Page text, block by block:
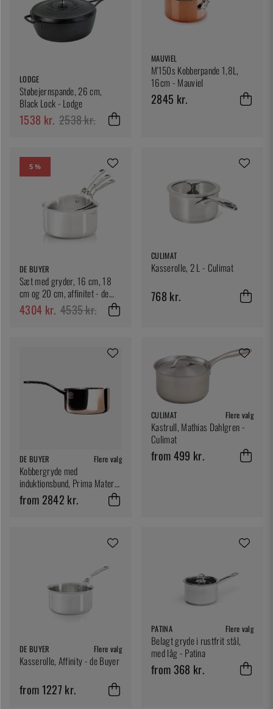
LODGE
Støbejernspande, 26 cm,
Black Lock - Lodge
1538 kr. 2538 kr.
MAUVIEL
M'150s Kobberpande 1,8L,
16cm - Mauviel
2845 kr.
5 %
DE BUYER
Sæt med gryder, 16 cm, 18
cm og 20 cm, affinitet - de
Buyer
4304 kr. 4535 kr.
CULIMAT
Kasserolle, 2 L - Culimat
768 kr.
DE BUYER Flere valg
Kobbergryde med
induktionsbund, Prima Matera
- de Buyer
from 2842 kr.
CULIMAT Flere valg
Kastrull, Mathias Dahlgren -
Culimat
from 499 kr.
DE BUYER Flere valg
Kasserolle, Affinity - de Buyer
from 1227 kr.
PATINA Flere valg
Belagt gryde i rustfrit stål,
med låg - Patina
from 368 kr.